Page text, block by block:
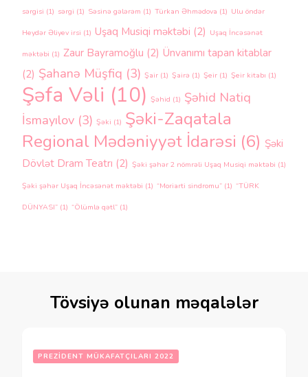
sərgisi (1) sərgi (1) Səsinə gələrəm (1) Türkan Əhmədova (1) Ulu öndər
Heydər Əliyev irsi (1) Uşaq Musiqi məktəbi (2) Uşaq İncəsənət
məktəbi (1) Zaur Bayramoğlu (2) Ünvanımı tapan kitablar
(2) Şahanə Müşfiq (3) Şair (1) Şairə (1) Şeir (1) Şeir kitabı (1)
Şəfa Vəli (10) Şəhid (1) Şəhid Natiq
İsmayılov (3) Şəki (1) Şəki-Zaqatala
Regional Mədəniyyət İdarəsi (6) Şəki
Dövlət Dram Teatrı (2) Şəki şəhər 2 nömrəli Uşaq Musiqi məktəbi (1)
Şəki şəhər Uşaq İncəsənət məktəbi (1) “Moriarti sindromu” (1) “TÜRK
DÜNYASI” (1) “Ölümlə qətl” (1)
Tövsiyə olunan məqalələr
PREZIDENT MÜKAFATÇILARI 2022